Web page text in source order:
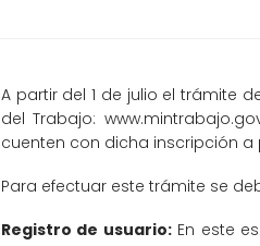
A partir del 1 de julio el trámite
del Trabajo:
cuenten con dicha inscripción
Para efectuar este trámite se
Registro de usuario:En este